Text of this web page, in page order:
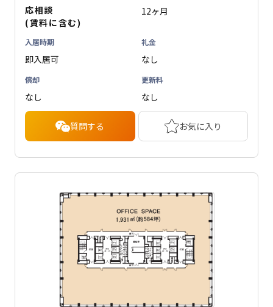
応相談
(賃料に含む)
12ヶ月
入居時期
即入居可
礼金
なし
償却
なし
更新料
なし
質問する お気に入り